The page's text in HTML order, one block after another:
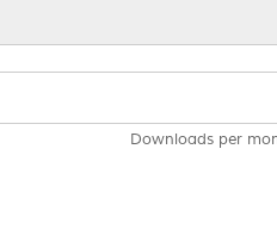
Downloads per